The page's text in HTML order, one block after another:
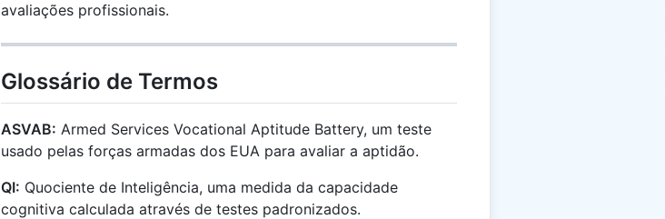
avaliações profissionais.
Glossário de Termos
ASVAB: Armed Services Vocational Aptitude Battery, um teste
usado pelas forças armadas dos EUA para avaliar a aptidão.
QI: Quociente de Inteligência, uma medida da capacidade
cognitiva calculada através de testes padronizados.